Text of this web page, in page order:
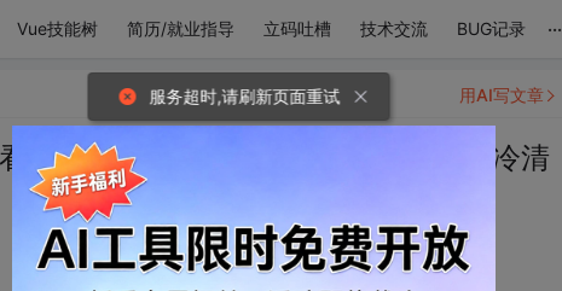
Vue技能树 简历/就业指导 立码吐槽 技术交流 BUG记录 ...
星星，也像你。那些白亮透澈、温柔冷清
用AI写文章
服务超时,请刷新页面重试